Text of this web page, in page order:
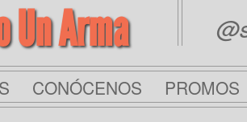
Un Arma
CONÓCENOS PROMOS